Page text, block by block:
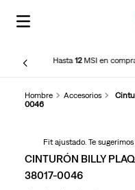
Hasta12MSI en
Hombre Accesorios
0046
Fit ajustado. Te
CINTURÓN BILLY
38017-0046